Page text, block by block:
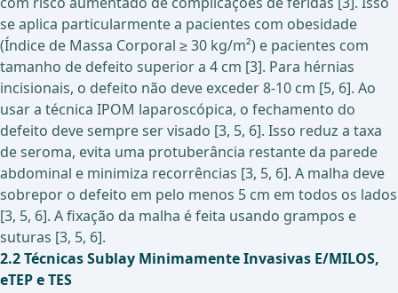
se aplica particularmente a pacientes com obesidade
(Índice de Massa Corporal ≥ 30 kg/m²) e pacientes com
tamanho de defeito superior a 4 cm [3]. Para hérnias
incisionais, o defeito não deve exceder 8-10 cm [5, 6]. Ao
usar a técnica IPOM laparoscópica, o fechamento do
defeito deve sempre ser visado [3, 5, 6]. Isso reduz a taxa
de seroma, evita uma protuberância restante da parede
abdominal e minimiza recorrências [3, 5, 6]. A malha deve
sobrepor o defeito em pelo menos 5 cm em todos os lados
[3, 5, 6]. A fixação da malha é feita usando grampos e
suturas [3, 5, 6].
2.2 Técnicas Sublay Minimamente Invasivas E/MILOS,
eTEP e TES